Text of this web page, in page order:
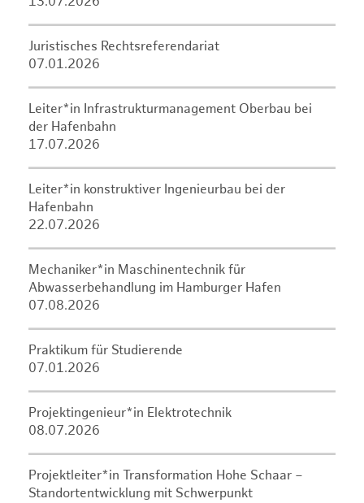
Juristisches Rechtsreferendariat
07.01.2026
Leiter*in Infrastrukturmanagement Oberbau bei
der Hafenbahn
17.07.2026
Leiter*in konstruktiver Ingenieurbau bei der
Hafenbahn
22.07.2026
Mechaniker*in Maschinentechnik für
Abwasserbehandlung im Hamburger Hafen
07.08.2026
Praktikum für Studierende
07.01.2026
Projektingenieur*in Elektrotechnik
08.07.2026
Projektleiter*in Transformation Hohe Schaar –
Standortentwicklung mit Schwerpunkt